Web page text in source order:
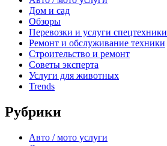
Дом и сад
Обзоры
Перевозки и услуги спецтехники
Ремонт и обслуживание техники
Строительство и ремонт
Советы эксперта
Услуги для животных
Trends
Рубрики
Авто / мото услуги